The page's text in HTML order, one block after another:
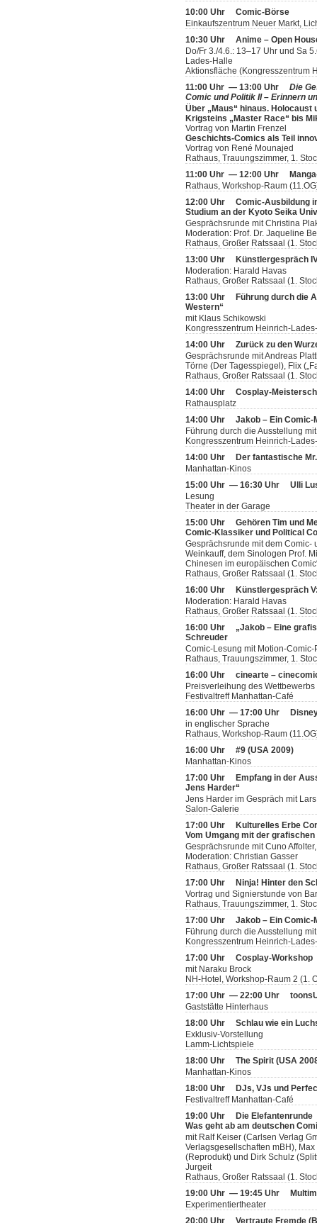
10:00 Uhr Comic-Börse
Einkaufszentrum Neuer Markt,
10:30 Uhr Anime – Open
Do/Fr 3./4.6.: 13–17 Uhr und Sa
Lades-Halle
Aktionsfläche (Kongresszentrum
11:00 Uhr — 13:00 Uhr Die
Comic und Politik II – Erinnern
Über „Maus“ hinaus. Holocaust
Krigsteins „Master Race“ bis
Vortrag von Martin Frenzel
Geschichts-Comics als Teil
Vortrag von René Mounajed
Rathaus, Trauungszimmer, 1.
11:00 Uhr — 12:00 Uhr
Rathaus, Workshop-Raum
12:00 Uhr Comic-Ausbildung
Studium an der Kyoto Seika
Gesprächsrunde mit Christina
Moderation: Prof. Dr. Jaqueline
Rathaus, Großer Ratssaal (1.
13:00 Uhr
Künstlergespräch
Moderation: Harald Havas
Rathaus, Großer Ratssaal (1.
13:00 Uhr
Führung durch die
Western“
mit Klaus Schikowski
Kongresszentrum Heinrich-
14:00 Uhr Zurück zu den
Gesprächsrunde mit Andreas
Törne (Der Tagesspiegel), Flix
Rathaus, Großer Ratssaal (1.
14:00 Uhr Cosplay-
Rathausplatz
14:00 Uhr Jakob – Ein Comic-
Führung durch die Ausstellung
Kongresszentrum Heinrich-
14:00 Uhr
Der fantastische
Manhattan-Kinos
15:00 Uhr — 16:30 Uhr Ulli
Lesung
Theater in der Garage
15:00 Uhr Gehören Tim und
Comic-Klassiker und Political
Gesprächsrunde mit dem Comic-
Weinkauff, dem Sinologen Prof.
Chinesen im europäischen
Rathaus, Großer Ratssaal (1.
16:00 Uhr
Künstlergespräch
Moderation: Harald Havas
Rathaus, Großer Ratssaal (1.
16:00 Uhr „Jakob – Eine
Schreuder
Comic-Lesung mit Motion-
Rathaus, Trauungszimmer, 1.
16:00 Uhr cinearte –
Preisverleihung des Wettbewerbs
Festivaltreff Manhattan-Café
16:00 Uhr — 17:00 Uhr
in englischer Sprache
Rathaus, Workshop-Raum
16:00 Uhr #9 (USA 2009)
Manhattan-Kinos
17:00 Uhr
Empfang in der
Jens Harder“
Jens Harder im Gespräch mit
Salon-Galerie
17:00 Uhr
Kulturelles Erbe
Vom Umgang mit der
Gesprächsrunde mit Cuno
Moderation: Christian Gasser
Rathaus, Großer Ratssaal (1.
17:00 Uhr
Ninja! Hinter den
Vortrag und Signierstunde von
Rathaus, Trauungszimmer, 1.
17:00 Uhr Jakob – Ein Comic-
Führung durch die Ausstellung
Kongresszentrum Heinrich-
17:00 Uhr Cosplay-Workshop
mit Naraku Brock
NH-Hotel, Workshop-Raum 2 (1.
17:00 Uhr — 22:00 Uhr
Gaststätte Hinterhaus
18:00 Uhr Schlau wie ein
Exklusiv-Vorstellung
Lamm-Lichtspiele
18:00 Uhr The Spirit (USA
Manhattan-Kinos
18:00 Uhr
DJs, VJs und
Festivaltreff Manhattan-Café
19:00 Uhr
Die Elefantenrunde
Was geht ab am deutschen
mit Ralf Keiser (Carlsen Verlag
Verlagsgesellschaften mBH),
(Reprodukt) und Dirk Schulz
Jurgeit
Rathaus, Großer Ratssaal (1.
19:00 Uhr — 19:45 Uhr
Experimentiertheater
20:00 Uhr Vertraute Fremde